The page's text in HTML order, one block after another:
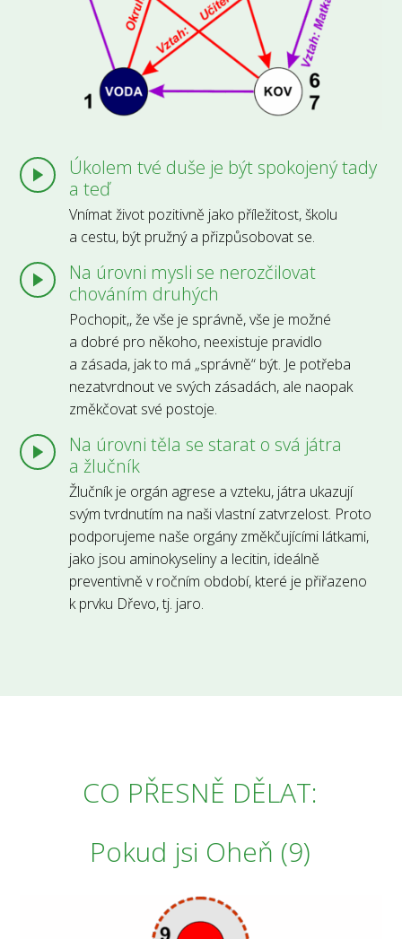
Úkolem tvé duše je být spokojený tady
a teď
Vnímat život pozitivně jako příležitost, školu
a cestu, být pružný a přizpůsobovat se.
Na úrovni mysli se nerozčilovat
chováním druhých
Pochopit,, že vše je správně, vše je možné
a dobré pro někoho, neexistuje pravidlo
a zásada, jak to má „správně“ být. Je potřeba
nezatvrdnout ve svých zásadách, ale naopak
změkčovat své postoje.
Na úrovni těla se starat o svá játra
a žlučník
Žlučník je orgán agrese a vzteku, játra ukazují
svým tvrdnutím na naši vlastní zatvrzelost. Proto
podporujeme naše orgány změkčujícími látkami,
jako jsou aminokyseliny a lecitin, ideálně
preventivně v ročním období, které je přiřazeno
k prvku Dřevo, tj. jaro.
CO PŘESNĚ DĚLAT:
Pokud jsi Oheň (9)